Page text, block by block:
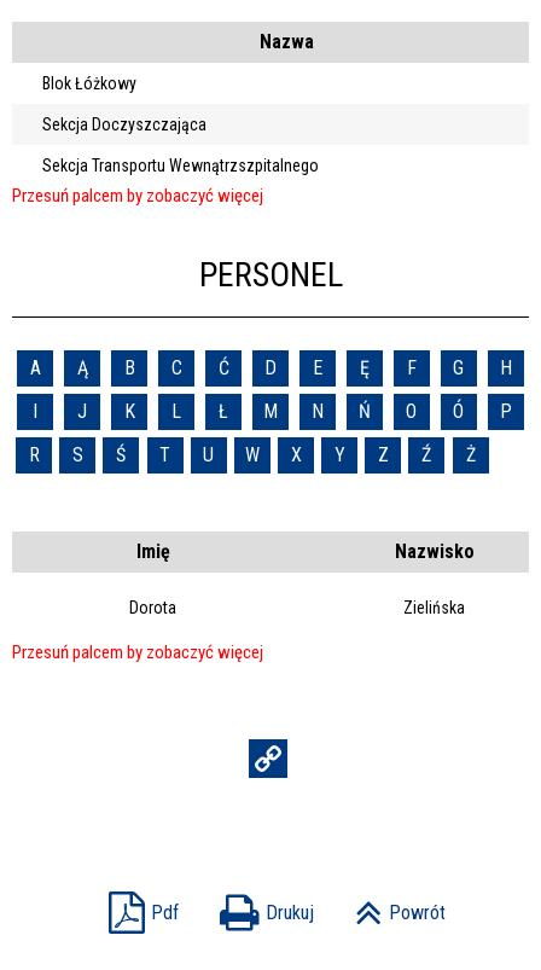
Nazwa
Blok Łóżkowy
Sekcja Doczyszczająca
Sekcja Transportu Wewnątrzszpitalnego
PERSONEL
A Ą B C Ć D E Ę F G
H
I
J K L Ł M N Ń O Ó
P
R
S Ś T U W X Y Z Ź Ż
Imię Nazwisko
Dorota Zielińska
Pdf Drukuj Powrót